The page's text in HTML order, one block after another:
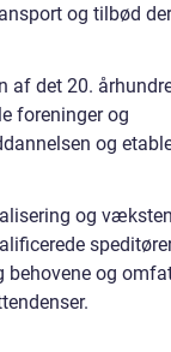
og tilbød
af det 20.
foreninger og
og
og
behovene og